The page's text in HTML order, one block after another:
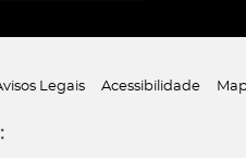
Legais Acessibilidade